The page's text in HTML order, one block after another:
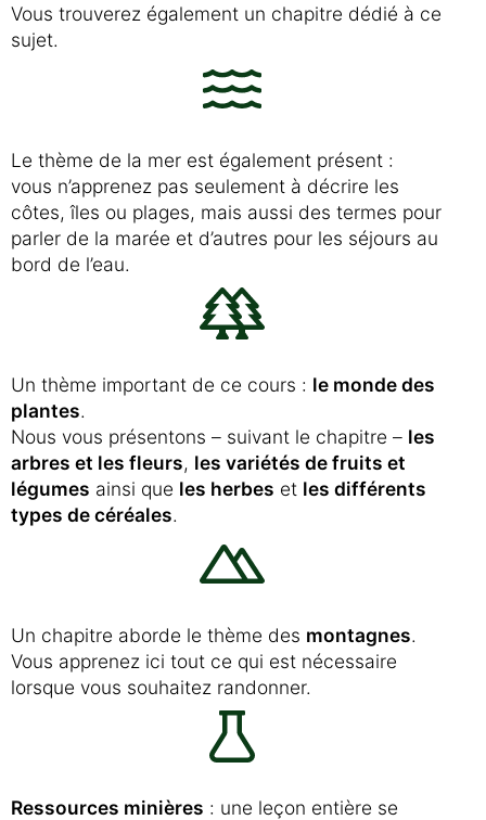
Vous trouverez également un chapitre dédié à ce
sujet.
Le thème de la mer est également présent :
vous n’apprenez pas seulement à décrire les
côtes, îles ou plages, mais aussi des termes pour
parler de la marée et d’autres pour les séjours au
bord de l’eau.
Un thème important de ce cours : le monde des
plantes.
Nous vous présentons – suivant le chapitre – les
arbres et les fleurs, les variétés de fruits et
légumes ainsi que les herbes et les différents
types de céréales.
Un chapitre aborde le thème des montagnes.
Vous apprenez ici tout ce qui est nécessaire
lorsque vous souhaitez randonner.
Ressources minières : une leçon entière se